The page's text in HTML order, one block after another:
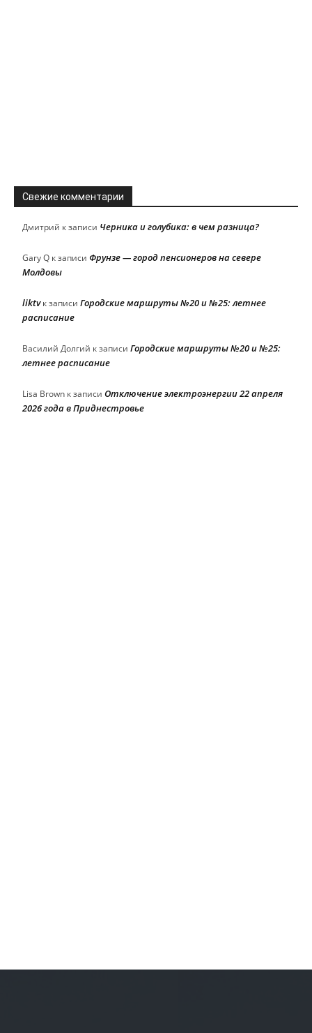
Свежие комментарии
Дмитрий к записи Черника и голубика: в чем разница?
Gary Q к записи Фрунзе — город пенсионеров на севере
Молдовы
liktvк записи Городские маршруты №20 и №25: летнее
расписание
Василий Долгий к записи Городские маршруты №20 и №25:
летнее расписание
Lisa Brown к записи Отключение электроэнергии 22 апреля
2026 года в Приднестровье